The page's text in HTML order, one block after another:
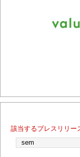
該当するプレスリリー